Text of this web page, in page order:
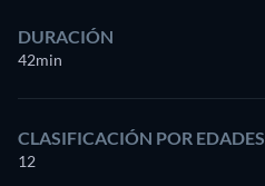
DURACIÓN
42min
CLASIFICACIÓN POR EDADES
12